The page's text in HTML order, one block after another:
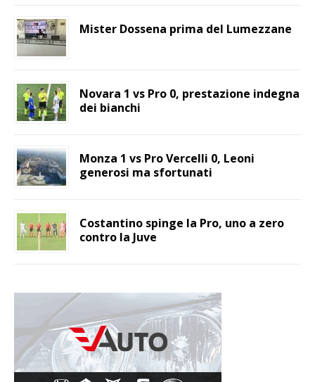
Mister Dossena prima del Lumezzane
Novara 1 vs Pro 0, prestazione indegna
dei bianchi
Monza 1 vs Pro Vercelli 0, Leoni
generosi ma sfortunati
Costantino spinge la Pro, uno a zero
contro la Juve